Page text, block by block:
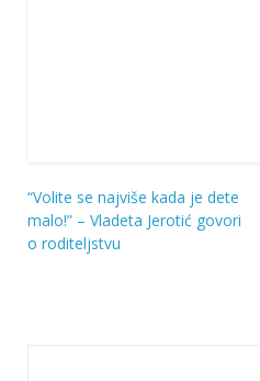
Navigacija
objava
“Volite se najviše kada je dete
malo!” – Vladeta Jerotić govori
o roditeljstvu